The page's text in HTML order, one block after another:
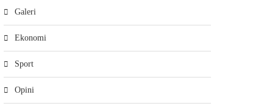
Galeri
Ekonomi
Sport
Opini